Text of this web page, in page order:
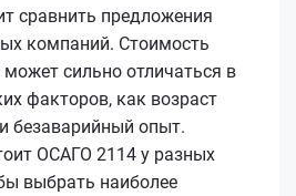
сравнить предложения
компаний. Стоимость
сильно отличаться в
факторов, как возраст
безаварийный опыт.
ОСАГО 2114 у разных
выбрать наиболее